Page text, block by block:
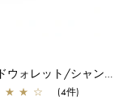
ミスクリオ パール/Lラウンドウォレット/シャンパンゴールド
★ ★ ☆ (4件)